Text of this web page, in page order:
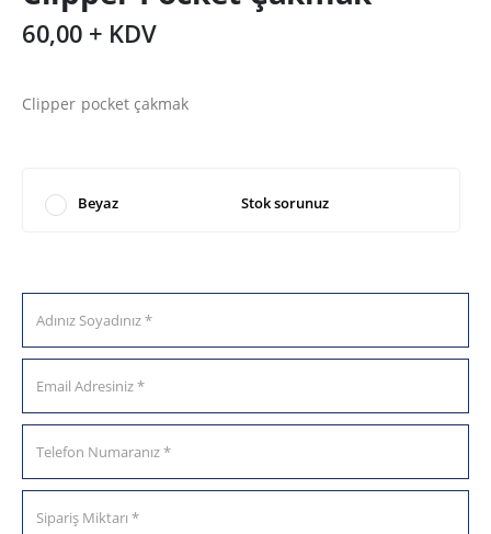
60,00 + KDV
Clipper pocket çakmak
Beyaz Stok sorunuz